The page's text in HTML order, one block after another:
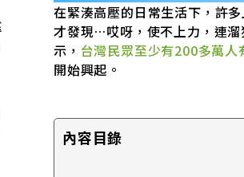
在緊湊高壓的日常生活下，許
才發現…哎呀，使不上力，連
示， 台灣民眾至少有200多萬人
開始興起。
內容目錄